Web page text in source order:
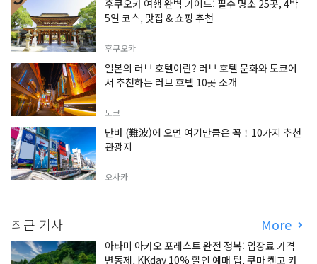
후쿠오카 여행 완벽 가이드: 필수 명소 25곳, 4박
5일 코스, 맛집 & 쇼핑 추천
후쿠오카
일본의 러브 호텔이란? 러브 호텔 문화와 도쿄에
서 추천하는 러브 호텔 10곳 소개
도쿄
난바 (難波)에 오면 여기만큼은 꼭！10가지 추천
관광지
오사카
최근 기사 More
아타미 아카오 포레스트 완전 정복: 입장료 가격
변동제, KKday 10% 할인 예매 팁, 쿠마 켄고 카